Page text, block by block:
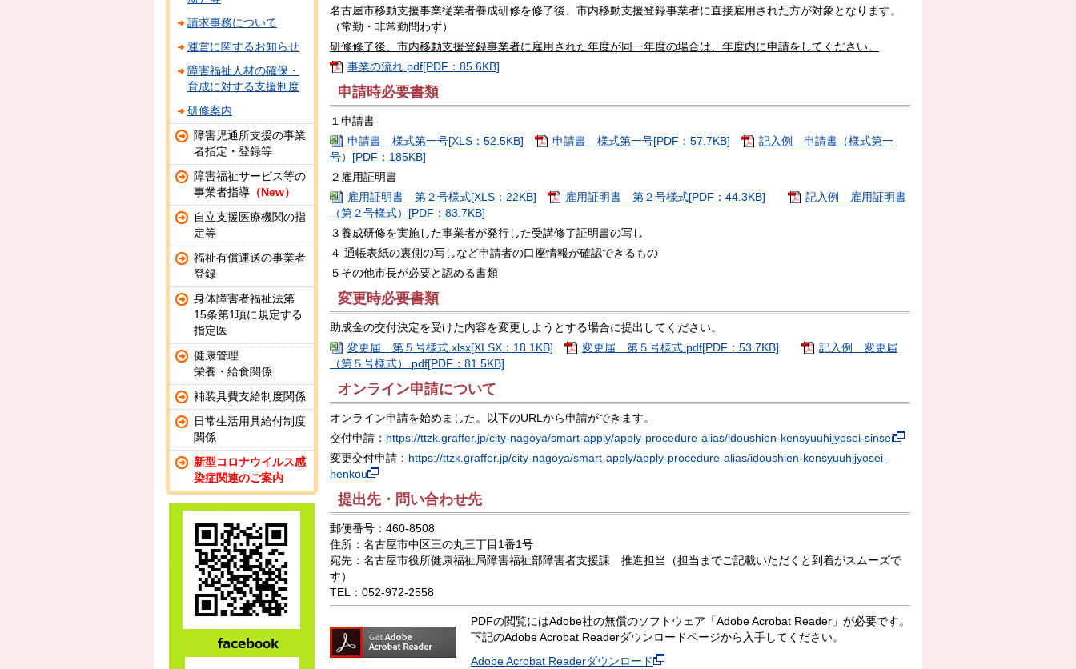
名古屋市移動支援事業従業者養成研修を修了後、市内移動支援登録事業者に直接雇用された方が対象となります。
（常勤・非常勤問わず）
研修修了後、市内移動支援登録事業者に雇用された年度が同一年度の場合は、年度内に申請をしてください。
事業の流れ.pdf[PDF：85.6KB]
申請時必要書類
１申請書
申請書 様式第一号[XLS：52.5KB]
申請書 様式第一号[PDF：57.7KB]
記入例 申請書（様式第一
号）[PDF：185KB]
２雇用証明書
雇用証明書 第２号様式[XLS：22KB]
雇用証明書 第２号様式[PDF：44.3KB]
記入例 雇用証明書
（第２号様式）[PDF：83.7KB]
３養成研修を実施した事業者が発行した受講修了証明書の写し
４ 通帳表紙の裏側の写しなど申請者の口座情報が確認できるもの
５その他市長が必要と認める書類
変更時必要書類
助成金の交付決定を受けた内容を変更しようとする場合に提出してください。
変更届 第５号様式.xlsx[XLSX：18.1KB]
変更届 第５号様式.pdf[PDF：53.7KB]
記入例 変更届
（第５号様式）.pdf[PDF：81.5KB]
オンライン申請について
オンライン申請を始めました。以下のURLから申請ができます。
交付申請： https://ttzk.graffer.jp/city-nagoya/smart-apply/apply-procedure-alias/idoushien-kensyuuhijyosei-sinsei
変更交付申請： https://ttzk.graffer.jp/city-nagoya/smart-apply/apply-procedure-alias/idoushien-kensyuuhijyosei-
henkou
提出先・問い合わせ先
郵便番号：460-8508
住所：名古屋市中区三の丸三丁目1番1号
宛先：名古屋市役所健康福祉局障害福祉部障害者支援課 推進担当（担当までご記載いただくと到着がスムーズで
す）
TEL：052-972-2558
PDFの閲覧にはAdobe社の無償のソフトウェア「Adobe Acrobat Reader」が必要です。
下記のAdobe Acrobat Readerダウンロードページから入手してください。
Adobe Acrobat Readerダウンロード
請求事務について
運営に関するお知らせ
障害福祉人材の確保・
育成に対する支援制度
研修案内
障害児通所支援の事業
者指定・登録等
障害福祉サービス等の
事業者指導 （New）
自立支援医療機関の指
定等
福祉有償運送の事業者
登録
身体障害者福祉法第
15条第1項に規定する
指定医
健康管理
栄養・給食関係
補装具費支給制度関係
日常生活用具給付制度
関係
新型コロナウイルス感
染症関連のご案内